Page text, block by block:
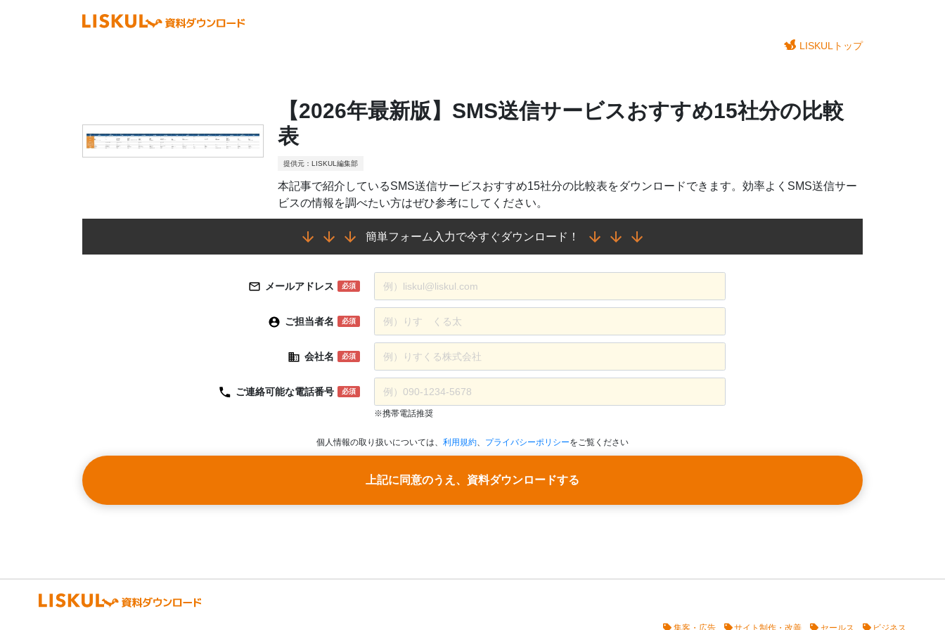
LISKULトップ
【2026年最新版】SMS送信サービスおすすめ15社分の比較
表
提供元：LISKUL編集部
本記事で紹介しているSMS送信サービスおすすめ15社分の比較表をダウンロードできます。効率よくSMS送信サー
ビスの情報を調べたい方はぜひ参考にしてください。
簡単フォーム入力で今すぐダウンロード！
メールアドレス 必須
ご担当者名 必須
会社名 必須
ご連絡可能な電話番号 必須
※携帯電話推奨
個人情報の取り扱いについては、 利用規約、 プライバシーポリシーをご覧ください
上記に同意のうえ、資料ダウンロードする
集客・広告 サイト制作・改善 セールス ビジネス